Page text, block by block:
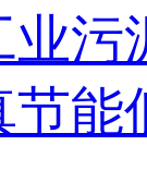
业污
节能